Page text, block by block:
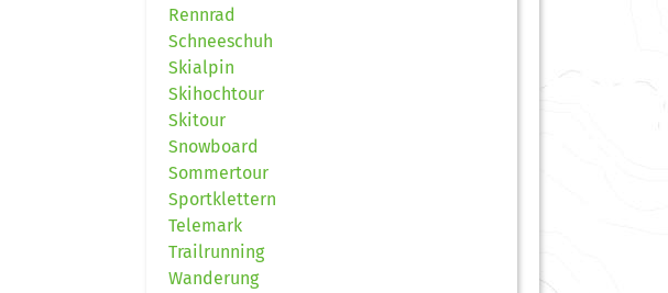
Rennrad
Schneeschuh
Skialpin
Skihochtour
Skitour
Snowboard
Sommertour
Sportklettern
Telemark
Trailrunning
Wanderung